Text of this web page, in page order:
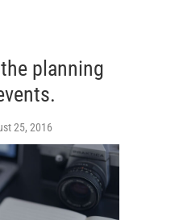
planning
25, 2016